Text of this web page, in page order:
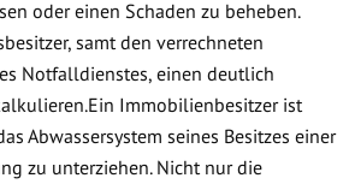
oder einen Schaden zu beheben.
samt den verrechneten
Notfalldienstes, einen deutlich
Immobilienbesitzer ist
Abwassersystem seines Besitzes einer
zu unterziehen. Nicht nur die